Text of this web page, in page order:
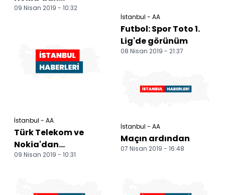
Türkiye'nin ilk
09 Nisan 2019 - 10:32
İstanbul - AA
Türk Telekom ve
Nokia'dan
Türkiye'nin ilk
09 Nisan 2019 - 10:31
İstanbul - AA
Futbol: Spor Toto 1.
Lig'de görünüm
08 Nisan 2019 - 21:37
İstanbul - AA
Maçın ardından
07 Nisan 2019 - 16:48